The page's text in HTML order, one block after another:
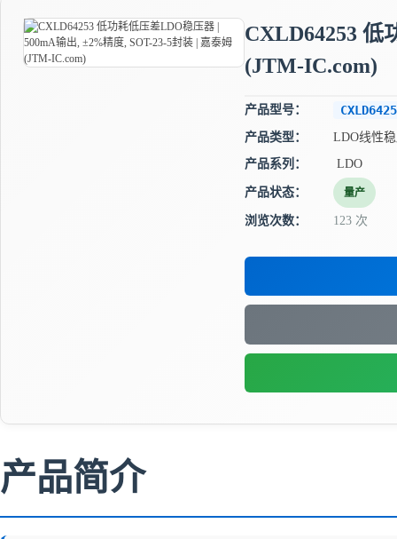
CXLD64253 低
(JTM-IC.com)
产品型号：
产品类型：
LDO线性
产品系列：
LDO
产品状态： 量产
浏览次数： 123 次
产品简介